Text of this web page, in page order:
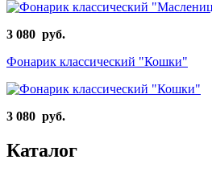
3 080 руб.
Фонарик классический "Кошки"
3 080 руб.
Каталог